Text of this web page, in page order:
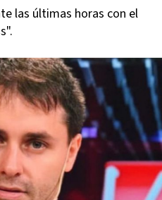
las últimas horas con el